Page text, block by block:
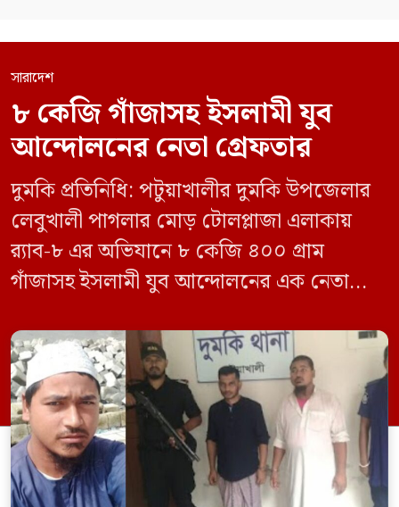
সারাদেশ
৮ কেজি গাঁজাসহ ইসলামী যুব
আন্দোলনের নেতা গ্রেফতার
দুমকি প্রতিনিধি: পটুয়াখালীর দুমকি উপজেলার
লেবুখালী পাগলার মোড় টোলপ্লাজা এলাকায়
র‍্যাব-৮ এর অভিযানে ৮ কেজি ৪০০ গ্রাম
গাঁজাসহ ইসলামী যুব আন্দোলনের এক নেতাকে
ভিত্তিতে অভিযান চালিয়ে মাদক চক্রের আরও
এক সদস্যকে আটক করা হয়। র‍্যাব ও পুলিশ
সূত্রে জানা গেছে, শুক্রবার গোপন সংবাদের
ভিত্তিতে র‍্যাব-৮, সিপিসি-১ পটুয়াখালী ক্যাম্পের
[…]